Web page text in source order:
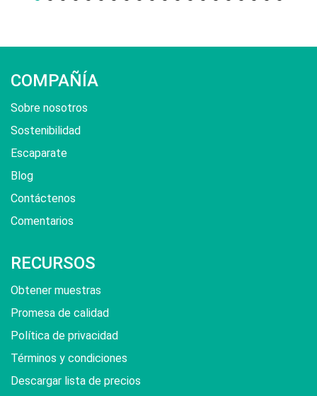
COMPAÑÍA
Sobre nosotros
Sostenibilidad
Escaparate
Blog
Contáctenos
Comentarios
RECURSOS
Obtener muestras
Promesa de calidad
Política de privacidad
Términos y condiciones
Descargar lista de precios